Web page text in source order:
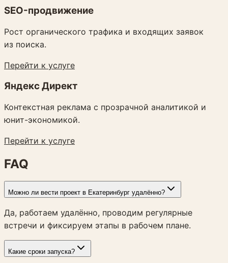
SEO-продвижение
Рост органического трафика и входящих заявок
из поиска.
Перейти к услуге
Яндекс Директ
Контекстная реклама с прозрачной аналитикой и
юнит-экономикой.
Перейти к услуге
FAQ
Можно ли вести проект в Екатеринбург удалённо?
Да, работаем удалённо, проводим регулярные
встречи и фиксируем этапы в рабочем плане.
Какие сроки запуска?